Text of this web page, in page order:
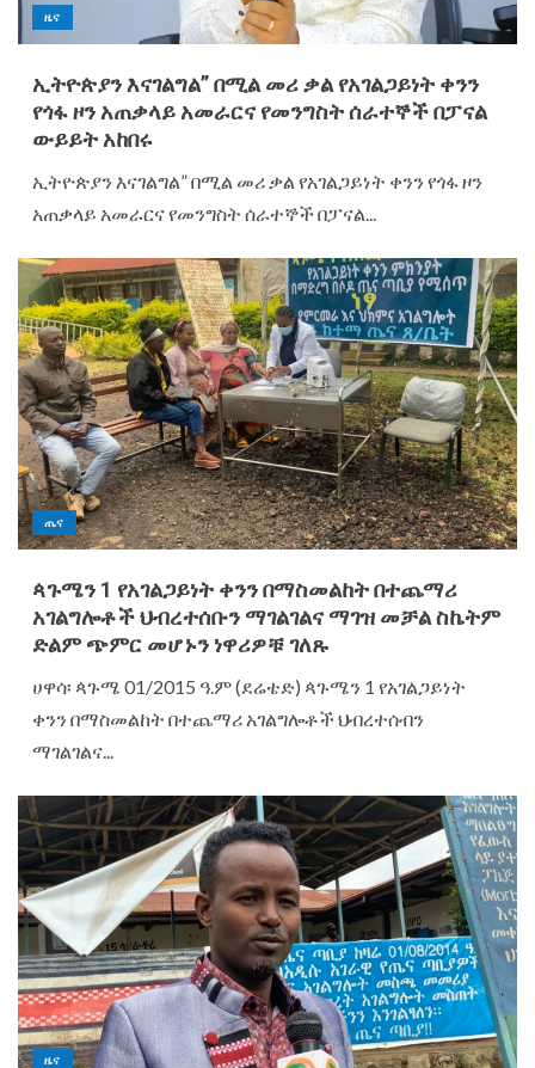
ዜና
ኢትዮጵያን እናገልግል” በሚል መሪ ቃል የአገልጋይነት ቀንን
የጎፋ ዞን አጠቃላይ አመራርና የመንግስት ሰራተኞች በፓናል
ውይይት አከበሩ
ኢትዮጵያን እናገልግል” በሚል መሪ ቃል የአገልጋይነት ቀንን የጎፋ ዞን
አጠቃላይ አመራርና የመንግስት ሰራተኞች በፓናል...
ጤና
ጳጉሜን 1 የአገልጋይነት ቀንን በማስመልከት በተጨማሪ
አገልግሎቶች ህብረተሰቡን ማገልገልና ማገዝ መቻል ስኬትም
ድልም ጭምር መሆኑን ነዋሪዎቹ ገለጹ
ሀዋሳ፡ ጳጉሜ 01/2015 ዓ.ም (ደሬቴድ) ጳጉሜን 1 የአገልጋይነት
ቀንን በማስመልከት በተጨማሪ አገልግሎቶች ህብረተሰብን
ማገልገልና...
ዜና